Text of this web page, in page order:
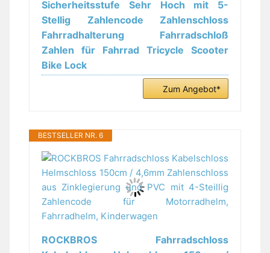
Sicherheitsstufe Sehr Hoch mit 5-
Stellig Zahlencode Zahlenschloss
Fahrradhalterung Fahrradschloß
Zahlen für Fahrrad Tricycle Scooter
Bike Lock
Zum Angebot*
BESTSELLER NR. 6
ROCKBROS Fahrradschloss